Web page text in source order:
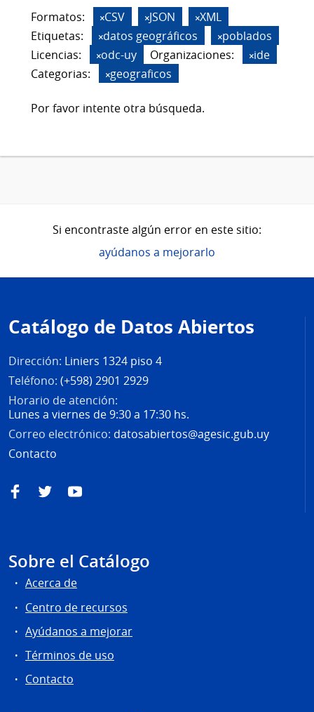
Formatos: CSV JSON
XML
Etiquetas:
datos geográficos
poblados
Licencias:
odc-uy Organizaciones:
ide
Categorias:
geograficos
Por favor intente otra búsqueda.
Si encontraste algún error en este sitio:
ayúdanos a mejorarlo
de
página
Catálogo de Datos Abiertos
Dirección: Liniers 1324 piso 4
Teléfono: (+598) 2901 2929
Horario de atención:
Lunes a viernes de 9:30 a 17:30 hs.
Correo electrónico: datosabiertos@agesic.gub.uy
Contacto
FacebookTwitterYouTube
Sobre el Catálogo
Acerca de
Centro de recursos
Ayúdanos a mejorar
Términos de uso
Contacto